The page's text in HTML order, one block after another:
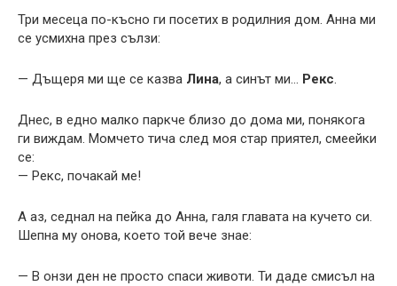
Три месеца по-късно ги посетих в родилния дом. Анна ми
се усмихна през сълзи:
— Дъщеря ми ще се казва Лина, а синът ми… Рекс.
Днес, в едно малко паркче близо до дома ми, понякога
ги виждам. Момчето тича след моя стар приятел, смеейки
се:
— Рекс, почакай ме!
А аз, седнал на пейка до Анна, галя главата на кучето си.
Шепна му онова, което той вече знае:
— В онзи ден не просто спаси животи. Ти даде смисъл на